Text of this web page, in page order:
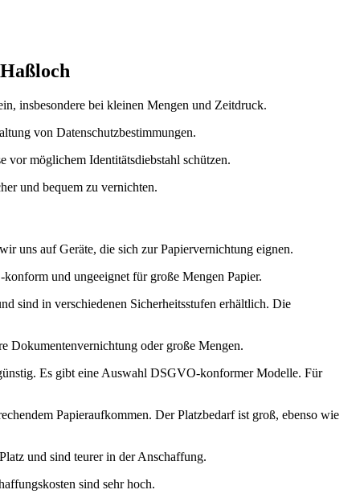
insbesondere bei kleinen Mengen und Zeitdruck.
von Datenschutzbestimmungen.
vor möglichem Identitätsdiebstahl schützen.
und bequem zu vernichten.
uns auf Geräte, die sich zur Papiervernichtung eignen.
und ungeeignet für große Mengen Papier.
sind in verschiedenen Sicherheitsstufen erhältlich. Die
Dokumentenvernichtung oder große Mengen.
Es gibt eine Auswahl DSGVO-konformer Modelle. Für
Papieraufkommen. Der Platzbedarf ist groß, ebenso wie
und sind teurer in der Anschaffung.
sind sehr hoch.